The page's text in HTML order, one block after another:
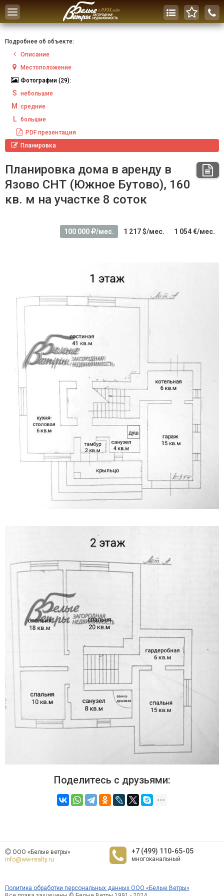
Toggle
navigation
Подробнее об объекте:
Описание
Местоположение
Фотографии (29):
S небольшие
M средние
L
большие
PDF презентация
Планировка
Планировка дома в аренду в
Язово СНТ (Южное Бутово), 160
кв. м на участке 8 соток
100 000 /мес. 1 217 $/мес. 1 054 €/мес.
Поделитесь с друзьями:
ООО «Белые ветры»
info@ww-realty.ru
+7 (499) 110-65-05
многоканальный
Политика обработки персональных данных ООО «Белые Ветры»